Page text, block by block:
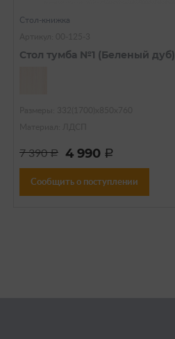
Стол-книжка
Стол тумба №1 (Беленый дуб)
7 390a 4 990 a
Сообщить о поступлении